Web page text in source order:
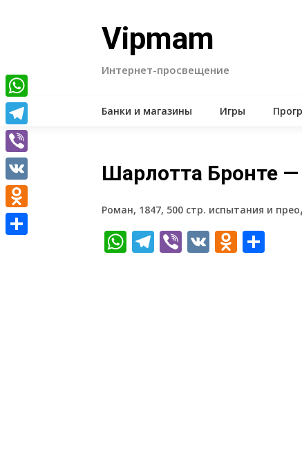
Vipmam
Интернет-просвещение
Банки и магазины Игры
Шарлотта Бронте
Роман, 1847, 500 стр. испытания и
WhatsApp
Telegram
Viber
VK
WhatsApp
Telegram
Viber
VK
Odnoklassniki